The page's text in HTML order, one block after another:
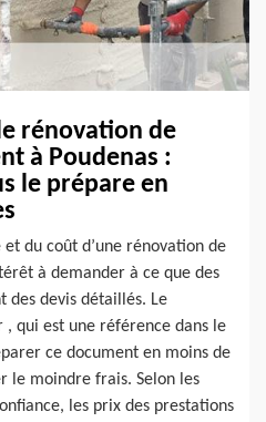
rénovation de
à Poudenas :
le prépare en
du coût d’une rénovation de
à demander à ce que des
des devis détaillés. Le
qui est une référence dans le
ce document en moins de
le moindre frais. Selon les
les prix des prestations